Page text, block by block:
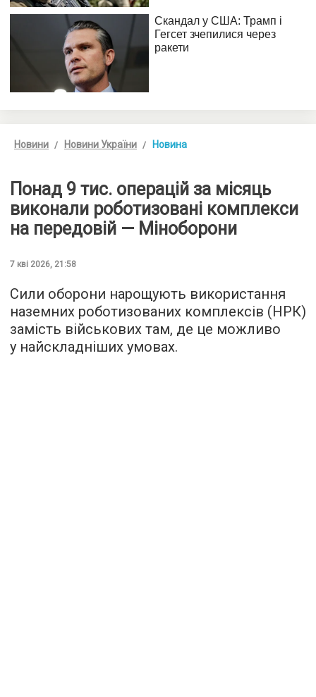
Новини Новини України Новина
Понад 9 тис. операцій за місяць
виконали роботизовані комплекси
на передовій — Міноборони
7 кві 2026, 21:58
Сили оборони нарощують використання
наземних роботизованих комплексів (НРК)
замість військових там, де це можливо
у найскладніших умовах.